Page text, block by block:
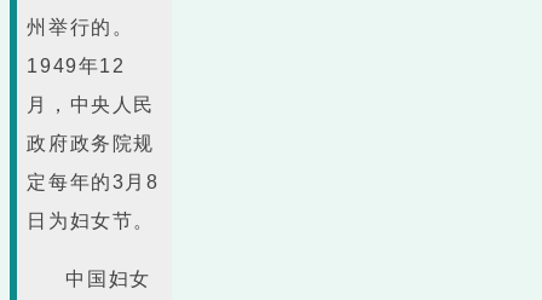
州举行的。
1949年12
月，中央人民
政府政务院规
定每年的3月8
日为妇女节。
中国妇女